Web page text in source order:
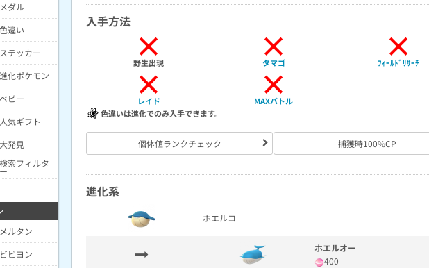
入手方法
×
野生出現 ×
タマゴ ×
ﾌｨｰﾙﾄﾞﾘｻｰﾁ
×
レイド ×
MAXバトル
色違いは進化でのみ入手できます。
個体値ランクチェック 捕獲時100%CP
進化系
ホエルコ
ホエルオー
400
メダル
色違い
ステッカー
進化ポケモン
ベビー
人気ギフト
大発見
検索フィルタ
ー
メルタン
ビビヨン